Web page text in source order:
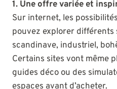
1. Une offre variée et
Sur internet, les
pouvez explorer différents
scandinave, industriel,
Certains sites vont même
guides déco ou des
espaces avant d’acheter.